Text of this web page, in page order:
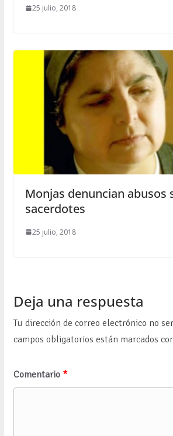
25 julio, 2018
Monjas denuncian abusos
sacerdotes
25 julio, 2018
Deja una respuesta
Tu dirección de correo electrónico no
campos obligatorios están marcados
Comentario *